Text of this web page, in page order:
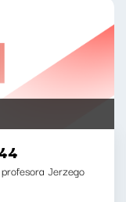
Jerzego